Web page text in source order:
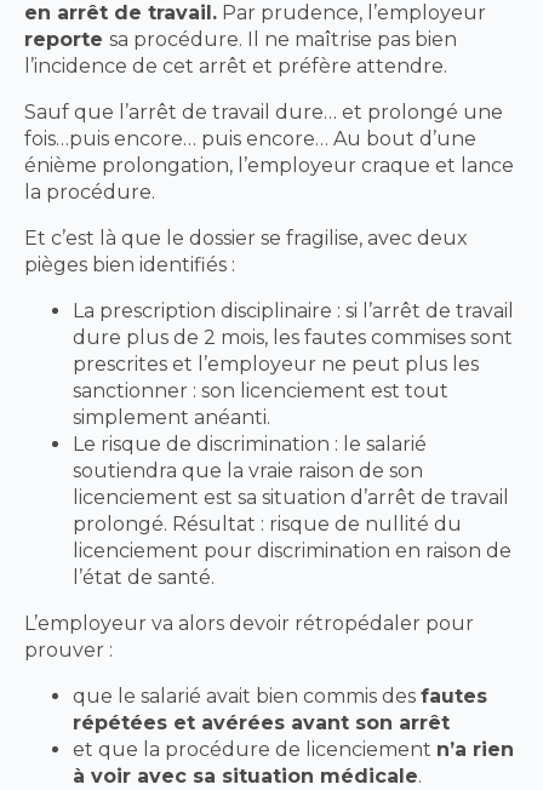
en arrêt de travail. Par prudence, l’employeur
reporte sa procédure. Il ne maîtrise pas bien
l’incidence de cet arrêt et préfère attendre.
Sauf que l’arrêt de travail dure… et prolongé une
fois…puis encore… puis encore… Au bout d’une
énième prolongation, l’employeur craque et lance
la procédure.
Et c’est là que le dossier se fragilise, avec deux
pièges bien identifiés :
La prescription disciplinaire : si l’arrêt de travail
dure plus de 2 mois, les fautes commises sont
prescrites et l’employeur ne peut plus les
sanctionner : son licenciement est tout
simplement anéanti.
Le risque de discrimination : le salarié
soutiendra que la vraie raison de son
licenciement est sa situation d’arrêt de travail
prolongé. Résultat : risque de nullité du
licenciement pour discrimination en raison de
l’état de santé.
L’employeur va alors devoir rétropédaler pour
prouver :
que le salarié avait bien commis des fautes
répétées et avérées avant son arrêt
et que la procédure de licenciement n’a rien
à voir avec sa situation médicale.